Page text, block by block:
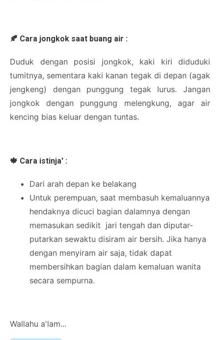
🍂 Cara jongkok saat buang air :
Duduk dengan posisi jongkok, kaki kiri diduduki
tumitnya, sementara kaki kanan tegak di depan (agak
jengkeng) dengan punggung tegak lurus. Jangan
jongkok dengan punggung melengkung, agar air
kencing bias keluar dengan tuntas.
🍁 Cara istinja' :
Dari arah depan ke belakang
Untuk perempuan, saat membasuh kemaluannya
hendaknya dicuci bagian dalamnya dengan
memasukan sedikit jari tengah dan diputar-
putarkan sewaktu disiram air bersih. Jika hanya
dengan menyiram air saja, tidak dapat
membersihkan bagian dalam kemaluan wanita
secara sempurna.
Wallahu a'lam...